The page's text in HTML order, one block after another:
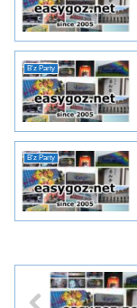
B'z Party
B'z Party